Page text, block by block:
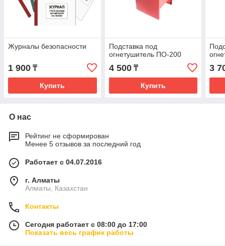
Журналы безопасности
1 900 ₸
Купить
Подставка под
огнетушитель ПО-200
4 500₸
Купить
3
О нас
Рейтинг не сформирован
Менее 5 отзывов за последний год
Работает с 04.07.2016
г. Алматы
Алматы, Казахстан
Контакты
Сегодня работает с 08:00 до 17:00
Показать весь график работы